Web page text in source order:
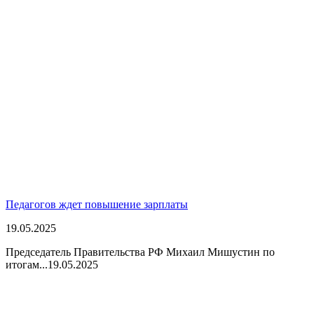
Педагогов ждет повышение зарплаты
19.05.2025
Председатель Правительства РФ Михаил Мишустин по
итогам...19.05.2025